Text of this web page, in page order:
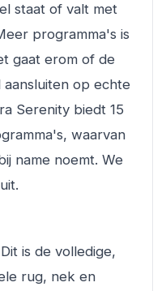
staat of valt met
programma's is
gaat erom of de
aansluiten op echte
Serenity biedt 15
waarvan
name noemt. We
is de volledige,
rug, nek en